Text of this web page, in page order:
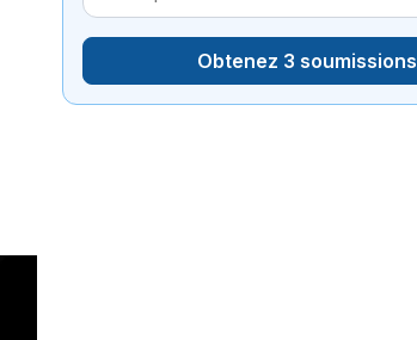
Obtenez 3 soumissions